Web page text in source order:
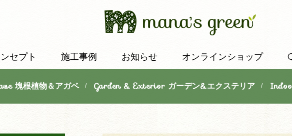
セプト 施工事例 お知らせ オンラインショップ
塊根植物＆アガベ/ Garden & Exterior ガーデン&エクステリア/